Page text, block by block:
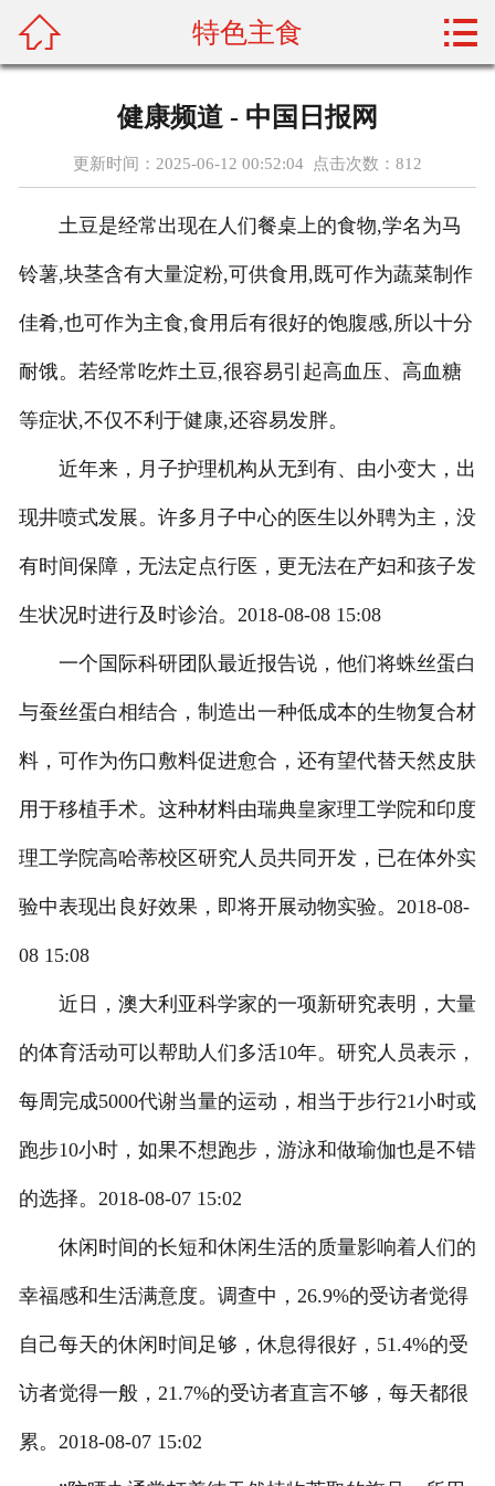
加盟门店
配菜常识
资质荣誉
 特色主食 
健康频道 - 中国日报网
更新时间：2025-06-12 00:52:04 点击次数： 812
土豆是经常出现在人们餐桌上的食物,学名为马
铃薯,块茎含有大量淀粉,可供食用,既可作为蔬菜制作
佳肴,也可作为主食,食用后有很好的饱腹感,所以十分
耐饿。若经常吃炸土豆,很容易引起高血压、高血糖
等症状,不仅不利于健康,还容易发胖。
近年来，月子护理机构从无到有、由小变大，出
现井喷式发展。许多月子中心的医生以外聘为主，没
有时间保障，无法定点行医，更无法在产妇和孩子发
生状况时进行及时诊治。2018-08-08 15:08
一个国际科研团队最近报告说，他们将蛛丝蛋白
与蚕丝蛋白相结合，制造出一种低成本的生物复合材
料，可作为伤口敷料促进愈合，还有望代替天然皮肤
用于移植手术。这种材料由瑞典皇家理工学院和印度
理工学院高哈蒂校区研究人员共同开发，已在体外实
验中表现出良好效果，即将开展动物实验。2018-08-
08 15:08
近日，澳大利亚科学家的一项新研究表明，大量
的体育活动可以帮助人们多活10年。研究人员表示，
每周完成5000代谢当量的运动，相当于步行21小时或
跑步10小时，如果不想跑步，游泳和做瑜伽也是不错
的选择。2018-08-07 15:02
休闲时间的长短和休闲生活的质量影响着人们的
幸福感和生活满意度。调查中，26.9%的受访者觉得
自己每天的休闲时间足够，休息得很好，51.4%的受
访者觉得一般，21.7%的受访者直言不够，每天都很
累。2018-08-07 15:02